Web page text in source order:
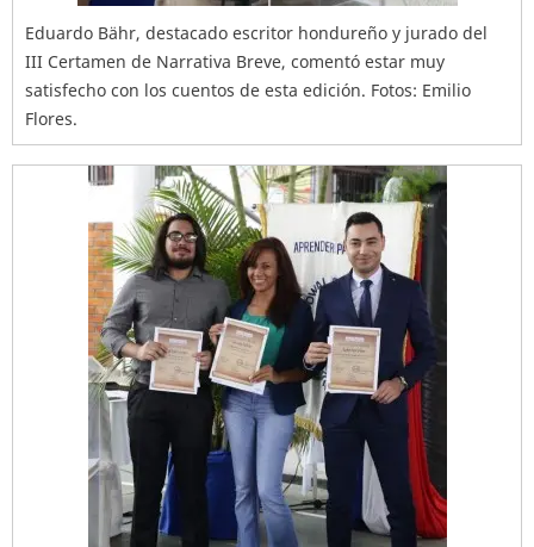
Eduardo Bähr, destacado escritor hondureño y jurado del
III Certamen de Narrativa Breve, comentó estar muy
satisfecho con los cuentos de esta edición. Fotos: Emilio
Flores.